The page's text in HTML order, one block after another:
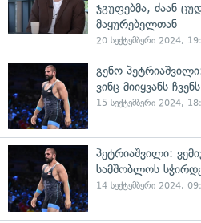
ჯგუფებმა, ძაან
მაყურებელთან
20 სექტემბერი 2024,
გენო
ვინც მიიყვანს
15 სექტემბერი 2024,
პეტრიაშვილი:
სამშობლოს
14 სექტემბერი 2024,